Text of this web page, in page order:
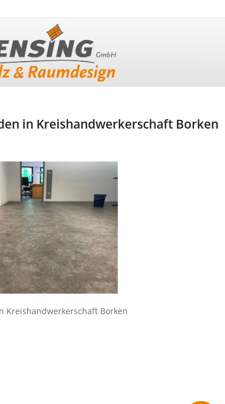
in Kreishandwerkerschaft Borken
Kreishandwerkerschaft Borken